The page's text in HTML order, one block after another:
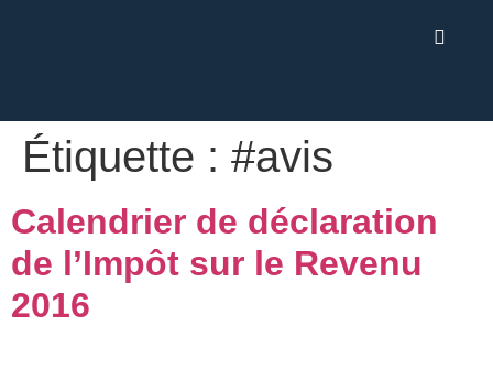
Étiquette : #avis
Calendrier de déclaration
de l’Impôt sur le Revenu
2016